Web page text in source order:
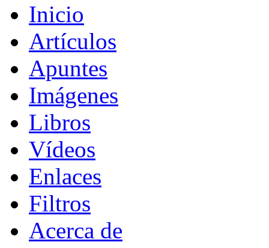
Inicio
Artículos
Apuntes
Imágenes
Libros
Vídeos
Enlaces
Filtros
Acerca de